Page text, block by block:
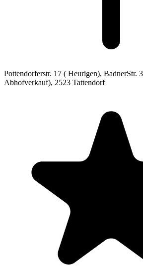
Pottendorferstr. 17 ( Heurigen), BadnerStr.
Abhofverkauf), 2523 Tattendorf